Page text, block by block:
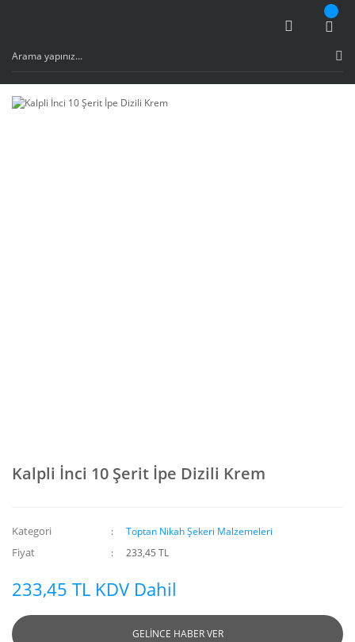
Kalpli İnci 10 Şerit İpe Dizili Krem
Kategori Toptan Nikah Şekeri Malzemeleri
Fiyat 233,45 TL
233,45 TL KDV Dahil
GELİNCE HABER VER